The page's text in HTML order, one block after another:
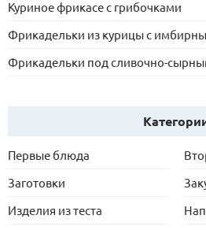
Куриное фрикасе с грибочками
Фрикадельки из курицы с
Фрикадельки под сливочно-
Первые блюда
Заготовки
Изделия из теста